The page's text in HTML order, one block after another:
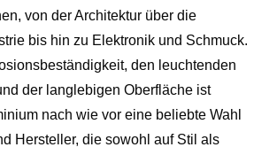
von der Architektur über die
bis hin zu Elektronik und Schmuck.
den leuchtenden
der langlebigen Oberfläche ist
nach wie vor eine beliebte Wahl
Hersteller, die sowohl auf Stil als